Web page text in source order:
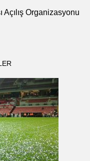
Organizasyonu